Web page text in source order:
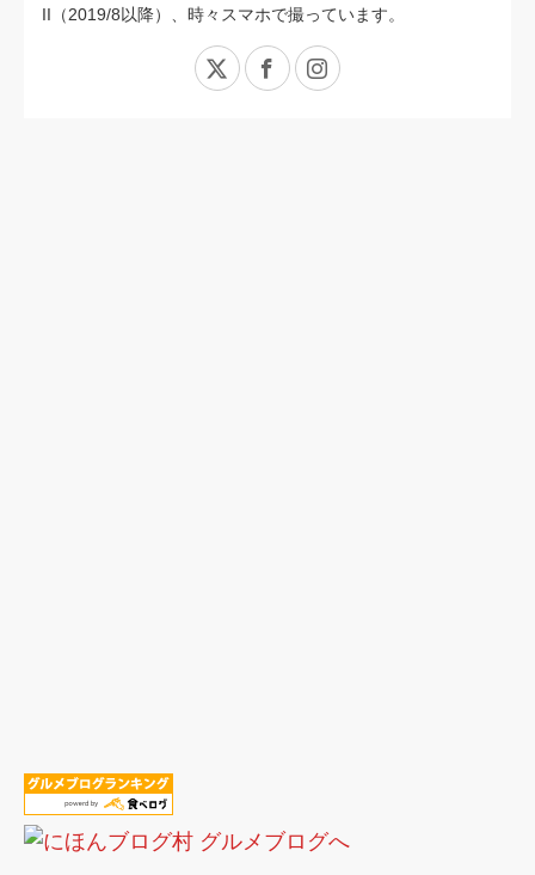
II（2019/8以降）、時々スマホで撮っています。
X FacebookInstagram